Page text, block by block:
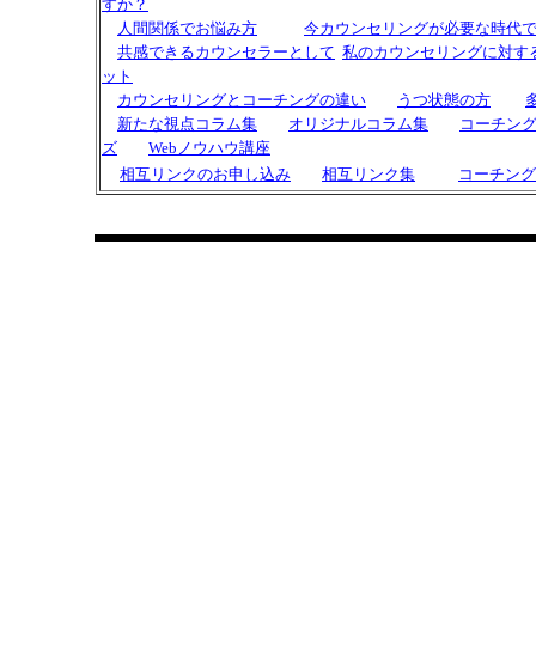
すか？
人間関係でお悩み方
今カウンセリングが必要な時代
共感できるカウンセラーとして 私のカウンセリングに対す
ット
カウンセリングと コーチングの違い うつ状態の方
新たな視点コラム集
オリジナルコラム集
コーチン
ズ
Webノウハウ講座
相互リンクのお申し込み
相互リンク集 コーチン